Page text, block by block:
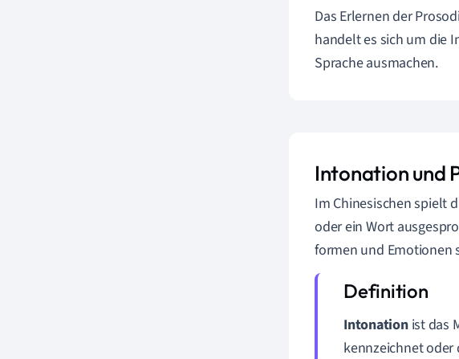
Das Erlernen der
handelt es sich um die
Sprache ausmachen.
Intonation und
Im Chinesischen spielt
oder ein Wort
formen und Emotionen
Intonationist das
kennzeichnet